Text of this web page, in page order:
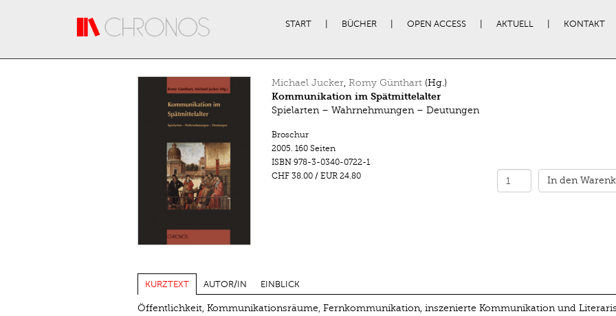
START BÜCHER OPEN ACCESS AKTUELL KONTAKT
Michael Jucker, Romy Günthart(Hg.)
Kommunikation im Spätmittelalter
Spielarten – Wahrnehmungen – Deutungen
Broschur
2005. 160 Seiten
ISBN 978-3-0340-0722-1
CHF 38.00/ EUR 24.80 In den
KURZTEXT AUTOR/IN EINBLICK
Öffentlichkeit, Kommunikationsräume, Fernkommunikation, inszenierte Kommunikation und